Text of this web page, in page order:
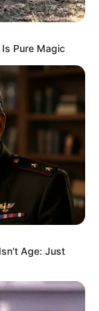
Pure Magic
Age: Just